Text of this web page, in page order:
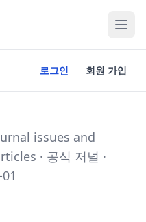
로그인 회원 가입
issues and
· 공식 저널 ·